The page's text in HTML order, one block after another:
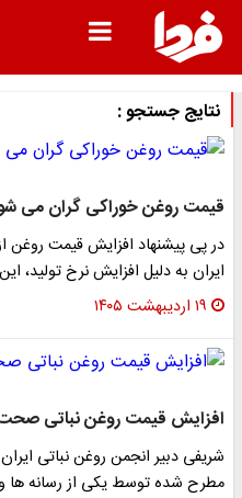
نتایج جستجو :
قیمت روغن خوراکی گران می
در پی پیشنهاد افزایش قیمت
ایران به دلیل افزایش نرخ
۱۹ اردیبهشت ۱۴۰۵
افزایش قیمت روغن نباتی
شریفی دبیر انجمن روغن نباتی
مطرح شده توسط یکی از رسانه